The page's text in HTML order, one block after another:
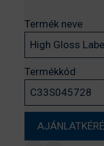
Termék neve
Termékkód